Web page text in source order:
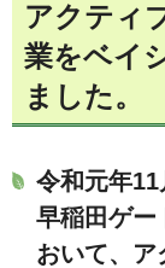
アクティ
業をベイ
ました。
令和元年
早稲田ゲー
おいて、ア